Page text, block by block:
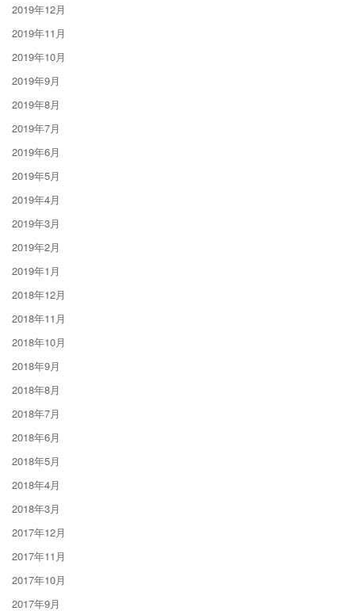
2019年12月
2019年11月
2019年10月
2019年9月
2019年8月
2019年7月
2019年6月
2019年5月
2019年4月
2019年3月
2019年2月
2019年1月
2018年12月
2018年11月
2018年10月
2018年9月
2018年8月
2018年7月
2018年6月
2018年5月
2018年4月
2018年3月
2017年12月
2017年11月
2017年10月
2017年9月